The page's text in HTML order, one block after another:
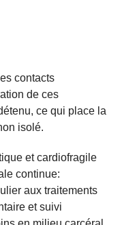
contacts
de ces
ce qui place la
isolé.
et cardiofragile
continue:
aux traitements
et suivi